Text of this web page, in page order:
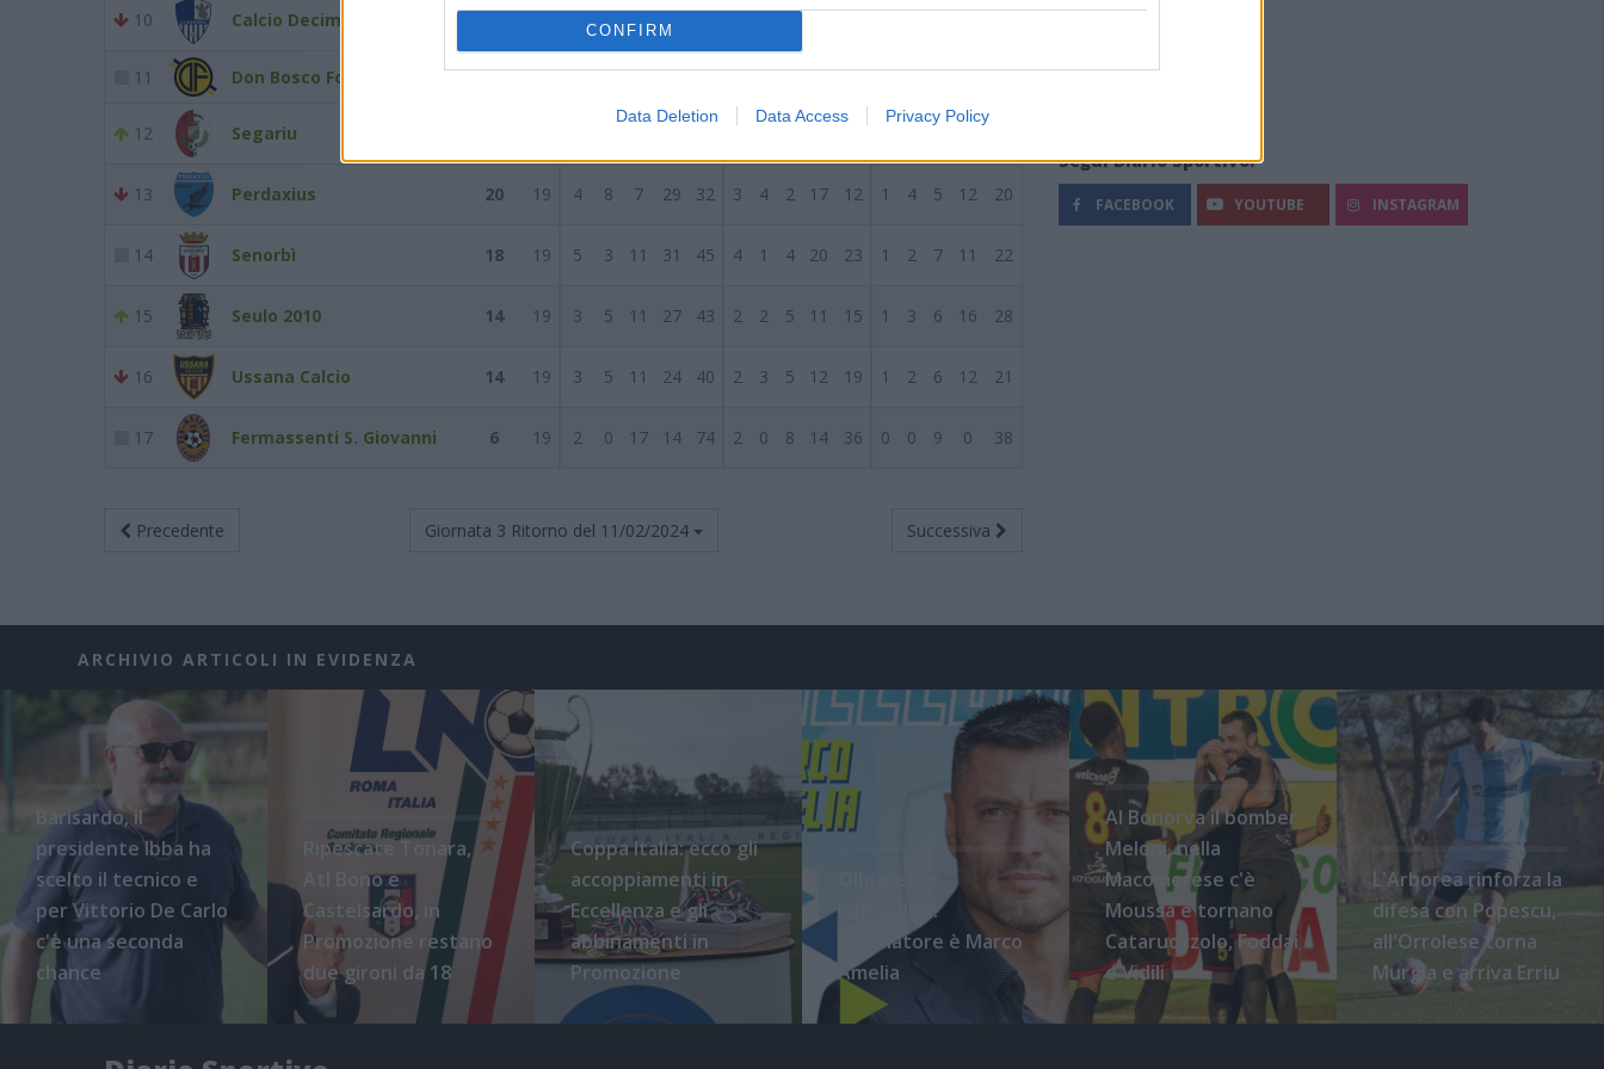
CONFIRM
Data Deletion Data Access Privacy Policy
10 Calcio Decimoputzu 5 7 33
11 Don Bosco Fortitudo 22 19 6 4 9 31 35 5 2 2 19 12 1 2 7 12 23
12 Segariu 4 6
13 Perdaxius 20 19 4 8 7 29 32 3 4 2 17 12 1 4 5 12 20
14 Senorbì 18 19 5 3 11 31 45 4 1 4 20 23 1 2 7 11 22
15 Seulo 2010 14 19 3 5 11 27 43 2 2 5 11 15 1 3 6 16 28
16 Ussana Calcio 14 19 3 5 11 24 40 2 3 5 12 19 1 2 6 12 21
17 Fermassenti S. Giovanni 6 19 2 0 17 14 74 2 0 8 14 36 0 0 9 0 38
Precedente Giornata 3 Ritorno del 11/02/2024 Successiva
Segui Diario Sportivo:
FACEBOOK YOUTUBE INSTAGRAM
ARCHIVIO ARTICOLI IN EVIDENZA
Barisardo, il
presidente Ibba ha
scelto il tecnico e
per Vittorio De Carlo
c'è una seconda
chance
Ripescate Tonara,
Atl Bono e
Castelsardo, in
Promozione restano
due gironi da 18
Coppa Italia: ecco gli
accoppiamenti in
Eccellenza e gli
abbinamenti in
Promozione
l'ufficialità:
l'allenatore è Marco
Amelia
Al Bonorva il bomber
Meloni, nella
Macomerese c'è
Moussa e tornano
Cataruozzolo, Foddai
e Vidili
L'Arborea rinforza la
difesa con Popescu,
all'Orrolese torna
Murgia e arriva Erriu